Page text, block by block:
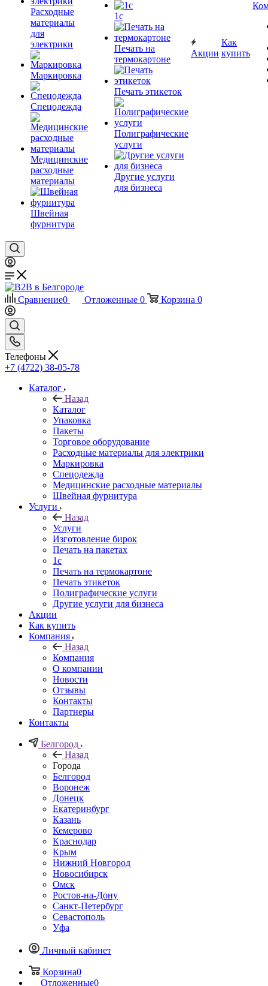
Расходные
материалы
для
электрики
Маркировка
Спецодежда
Медицинские
расходные
материалы
Швейная
фурнитура
1c
Печать на
термокартоне
Печать этикеток
Полиграфические
услуги
Другие услуги
для бизнеса
Акции
Как
купить
Сравнение0 Отложенные 0 Корзина 0
Телефоны
+7 (4722) 38-05-78
Каталог
Назад
Каталог
Упаковка
Пакеты
Торговое оборудование
Расходные материалы для электрики
Маркировка
Спецодежда
Медицинские расходные материалы
Швейная фурнитура
Услуги
Назад
Услуги
Изготовление бирок
Печать на пакетах
1c
Печать на термокартоне
Печать этикеток
Полиграфические услуги
Другие услуги для бизнеса
Акции
Как купить
Компания
Назад
Компания
О компании
Новости
Отзывы
Контакты
Партнеры
Контакты
Белгород
Назад
Города
Белгород
Воронеж
Донецк
Екатеринбург
Казань
Кемерово
Краснодар
Крым
Нижний Новгород
Новосибирск
Омск
Ростов-на-Дону
Санкт-Петербург
Севастополь
Уфа
Личный кабинет
Корзина0
Отложенные0